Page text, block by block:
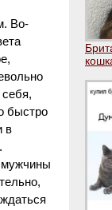
Во-
быстро
в
мужчины